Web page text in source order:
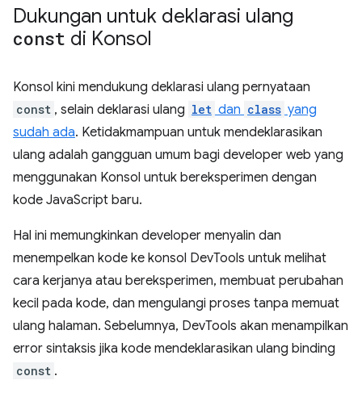
Dukungan untuk deklarasi ulang
const di Konsol
Konsol kini mendukung deklarasi ulang pernyataan
const , selain deklarasi ulang let dan class yang
sudah ada. Ketidakmampuan untuk mendeklarasikan
ulang adalah gangguan umum bagi developer web yang
menggunakan Konsol untuk bereksperimen dengan
kode JavaScript baru.
Hal ini memungkinkan developer menyalin dan
menempelkan kode ke konsol DevTools untuk melihat
cara kerjanya atau bereksperimen, membuat perubahan
kecil pada kode, dan mengulangi proses tanpa memuat
ulang halaman. Sebelumnya, DevTools akan menampilkan
error sintaksis jika kode mendeklarasikan ulang binding
const .